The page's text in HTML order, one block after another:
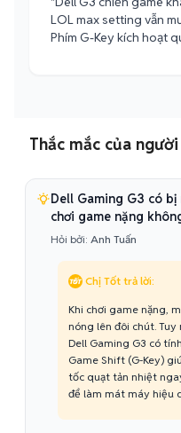
LOL max setting vẫn
Phím G-Key kích hoạt
Thắc mắc của
Dell Gaming G3 có bị
chơi game nặng
Hỏi bởi: Anh Tuấn
Chị Tốt trả lời:
Khi chơi game nặng,
nóng lên đôi chút. Tuy
Dell Gaming G3 có
Game Shift (G-Key)
tốc quạt tản nhiệt
để làm mát máy hiệu